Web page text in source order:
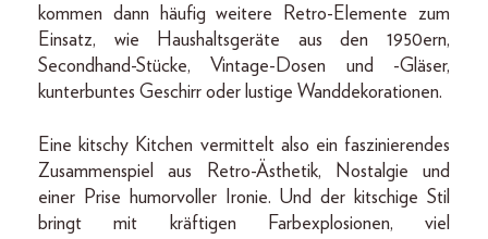
kommen dann häufig weitere Retro-Elemente zum
Einsatz, wie Haushaltsgeräte aus den 1950ern,
Secondhand-Stücke, Vintage-Dosen und -Gläser,
kunterbuntes Geschirr oder lustige Wanddekorationen.
Eine kitschy Kitchen vermittelt also ein faszinierendes
Zusammenspiel aus Retro-Ästhetik, Nostalgie und
einer Prise humorvoller Ironie. Und der kitschige Stil
bringt mit kräftigen Farbexplosionen, viel